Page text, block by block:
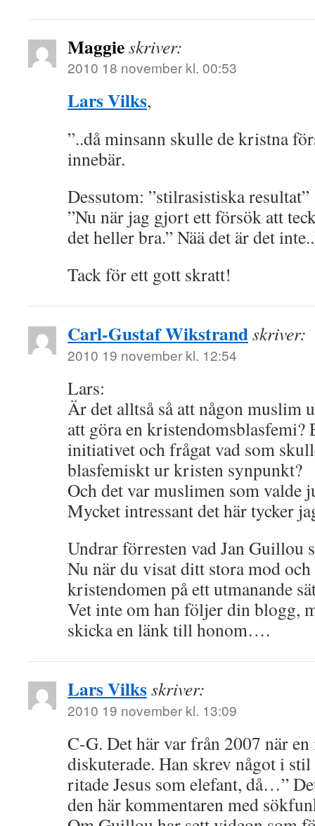
Maggieskriver:
2010 18 november kl. 00:53
Lars Vilks,
”..då minsann skulle de kristna
innebär.
Dessutom: ”stilrasistiska resultat”
”Nu när jag gjort ett försök att
det heller bra.” Nää det är det
Tack för ett gott skratt!
Carl-Gustaf Wikstrandskriver:
2010 19 november kl. 12:54
Lars:
Är det alltså så att någon muslim
att göra en kristendomsblasfemi?
initiativet och frågat vad som
blasfemiskt ur kristen synpunkt?
Och det var muslimen som valde
Mycket intressant det här tycker
Undrar förresten vad Jan Guillou
Nu när du visat ditt stora mod
kristendomen på ett utmanande
Vet inte om han följer din blogg,
skicka en länk till honom….
Lars Vilksskriver:
2010 19 november kl. 13:09
C-G. Det här var från 2007 när
diskuterade. Han skrev något i
ritade Jesus som elefant, då…”
den här kommentaren med